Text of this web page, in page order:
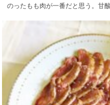
のったもも肉が一番だと思う。甘